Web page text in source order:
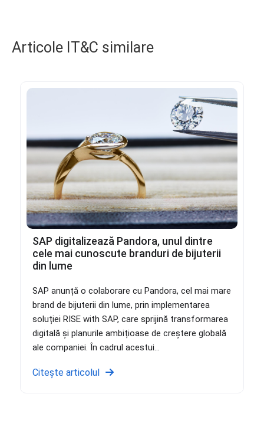
Articole IT&C similare
SAP digitalizează Pandora, unul dintre
cele mai cunoscute branduri de bijuterii
din lume
SAP anunță o colaborare cu Pandora, cel mai mare
brand de bijuterii din lume, prin implementarea
soluției RISE with SAP, care sprijină transformarea
digitală și planurile ambițioase de creștere globală
ale companiei. În cadrul acestui...
Citește articolul